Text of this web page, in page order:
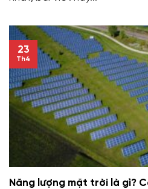
Năng lượng mặt trời là gì?
23
Th4